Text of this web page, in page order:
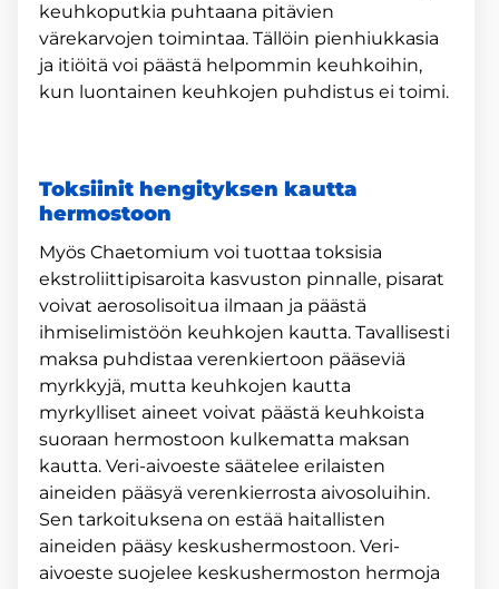
keuhkoputkia puhtaana pitävien
värekarvojen toimintaa. Tällöin pienhiukkasia
ja itiöitä voi päästä helpommin keuhkoihin,
kun luontainen keuhkojen puhdistus ei toimi.
Toksiinit hengityksen kautta
hermostoon
Myös Chaetomium voi tuottaa toksisia
ekstroliittipisaroita kasvuston pinnalle, pisarat
voivat aerosolisoitua ilmaan ja päästä
ihmiselimistöön keuhkojen kautta. Tavallisesti
maksa puhdistaa verenkiertoon pääseviä
myrkkyjä, mutta keuhkojen kautta
myrkylliset aineet voivat päästä keuhkoista
suoraan hermostoon kulkematta maksan
kautta. Veri-aivoeste säätelee erilaisten
aineiden pääsyä verenkierrosta aivosoluihin.
Sen tarkoituksena on estää haitallisten
aineiden pääsy keskushermostoon. Veri-
aivoeste suojelee keskushermoston hermoja